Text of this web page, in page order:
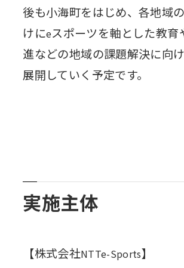
後も小海町をはじめ、各地域
けにeスポーツを軸とした教育
進などの地域の課題解決に向
展開していく予定です。
実施主体
【株式会社NTTe-Sports】